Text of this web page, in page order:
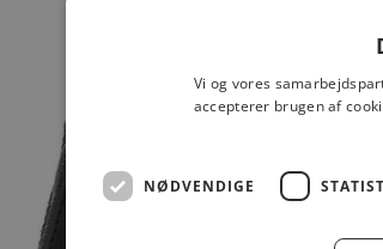
Vi og vores
accepterer brugen af
NØDVENDIGE